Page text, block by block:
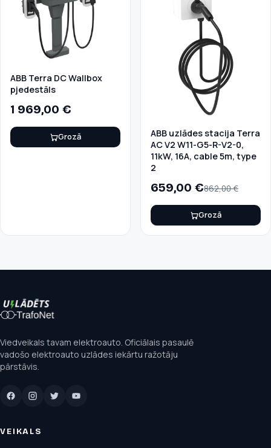
ABB Terra DC Wallbox
pjedestāls
1 969,00 €
Grozā
ABB uzlādes stacija Terra
AC V2 W11-G5-R-V2-0,
11kW, 16A, cable 5m, type
2
659,00 €862,00€
Grozā
Viedveikals tavam elektroauto. Oficiālais pasaulē
vadošo elektroauto uzlādes iekārtu ražotāju
pārstāvis.
VEIKALS